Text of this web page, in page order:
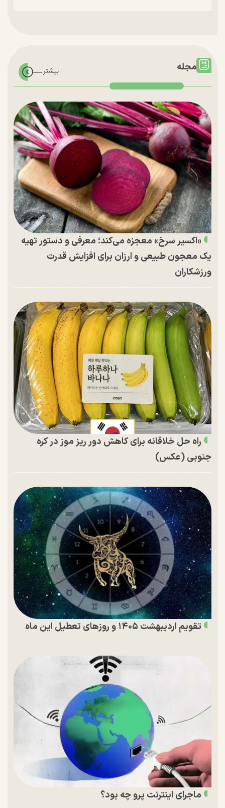
مجله
«اکسیر سرخ» معجزه می‌کند؛ معرفی و دستور تهیه
یک معجون طبیعی و ارزان برای افزایش قدرت
ورزشکاران
راه حل خلاقانه برای کاهش دور ریز موز در کره
جنوبی (عکس)
تقویم اردیبهشت ۱۴۰۵ و روز‌های تعطیل این ماه
ماجرای اینترنت پرو چه بود؟